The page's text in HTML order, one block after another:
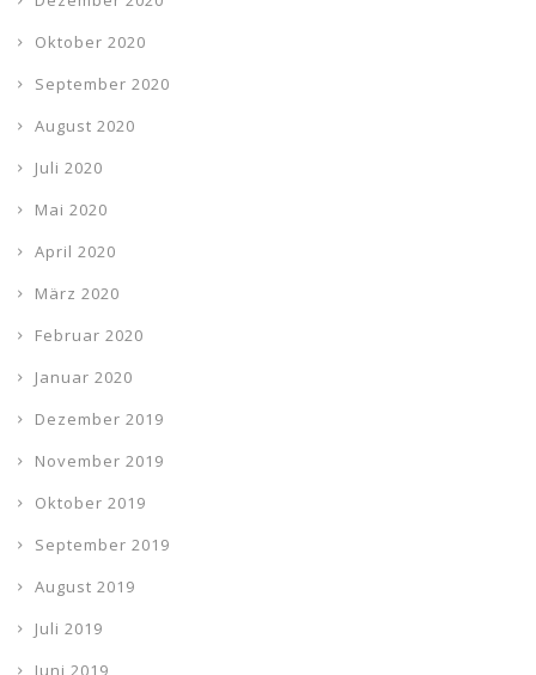
Oktober 2020
September 2020
August 2020
Juli 2020
Mai 2020
April 2020
März 2020
Februar 2020
Januar 2020
Dezember 2019
November 2019
Oktober 2019
September 2019
August 2019
Juli 2019
Juni 2019